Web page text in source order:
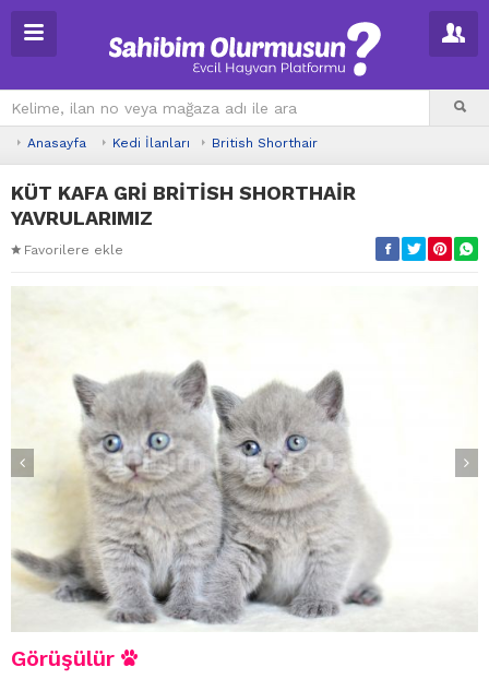
Anasayfa Kedi İlanları British Shorthair
KÜT KAFA GRİ BRİTİSH SHORTHAİR
YAVRULARIMIZ
Favorilere ekle
Görüşülür